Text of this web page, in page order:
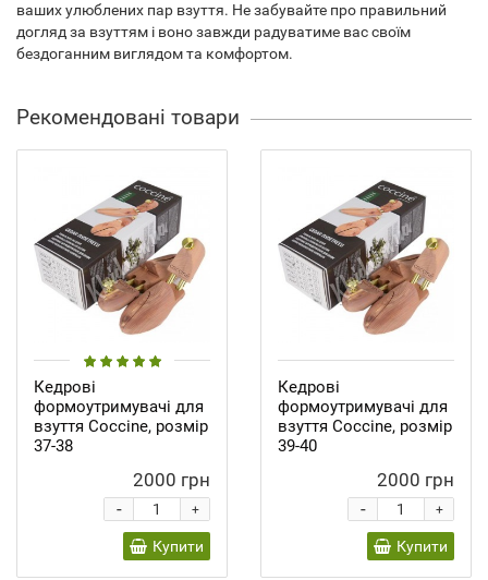
ваших улюблених пар взуття. Не забувайте про правильний
догляд за взуттям і воно завжди радуватиме вас своїм
бездоганним виглядом та комфортом.
Рекомендовані товари
Кедрові
формоутримувачі для
взуття Coccine, розмір
37-38
2000 грн
+
-
Купити
Кедрові
формоутримувачі для
взуття Coccine, розмір
39-40
2000 грн
+
-
Купити